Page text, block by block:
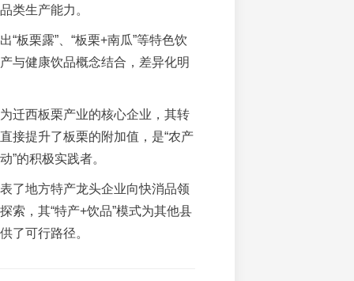
类生产能力。
“板栗露”、“板栗+南瓜”等特色饮
与健康饮品概念结合，差异化明
迁西板栗产业的核心企业，其转
接提升了板栗的附加值，是“农产
”的积极实践者。
了地方特产龙头企业向快消品领
索，其“特产+饮品”模式为其他县
了可行路径。